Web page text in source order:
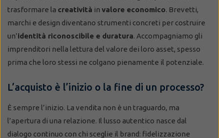
trasformare la creatività in valore economico. Brevetti,
marchi e design diventano strumenti concreti per costruire
un’identità riconoscibile e duratura. Accompagniamo gli
imprenditori nella lettura del valore dei loro asset, spesso
prima che loro stessi ne colgano pienamente il potenziale.
L’acquisto è l’inizio o la fine di un processo?
È sempre l’inizio. La vendita non è un traguardo, ma
l’apertura di una relazione. Il lusso autentico nasce dal
dialogo continuo con chi sceglie il brand: fidelizzazione